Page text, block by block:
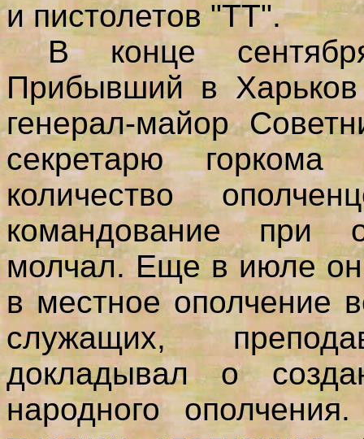
и пистолетов "ТТ".
В конце сентября
Прибывший в
генерал-майор
секретарю
количество
командование при
молчал. Еще в июле
в местное ополчение
служащих,
докладывал о
народного